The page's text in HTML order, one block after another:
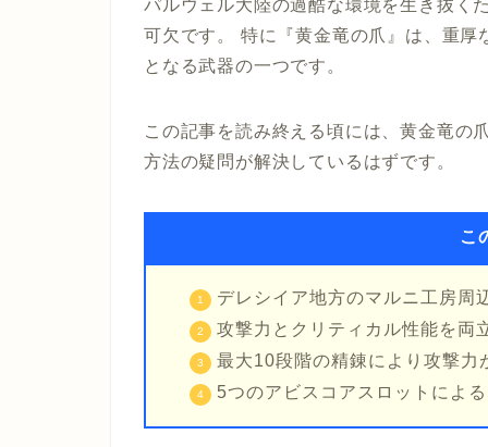
パルウェル大陸の過酷な環境を生き抜く
可欠です。 特に『黄金竜の爪』は、重
となる武器の一つです。
この記事を読み終える頃には、黄金竜の
方法の疑問が解決しているはずです。
こ
デレシイア地方のマルニ工房周
攻撃力とクリティカル性能を両
最大10段階の精錬により攻撃力
5つのアビスコアスロットによ